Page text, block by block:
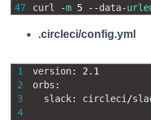
47
curl -m 5 --data-
.circleci/config.yml
1
2
3
4
version:
2.1
orbs :
slack: circleci /